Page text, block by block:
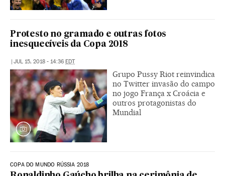
Protesto no gramado e outras fotos
inesquecíveis da Copa 2018
| JUL 15, 2018 - 14:36 EDT
Grupo Pussy Riot reinvindica
no Twitter invasão do campo
no jogo França x Croácia e
outros protagonistas do
Mundial
COPA DO MUNDO RÚSSIA 2018